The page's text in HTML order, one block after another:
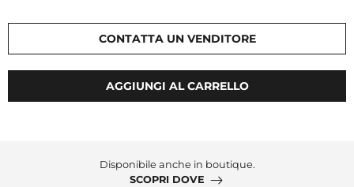
CONTATTA UN VENDITORE
AGGIUNGI AL CARRELLO
Disponibile anche in boutique.
SCOPRI DOVE